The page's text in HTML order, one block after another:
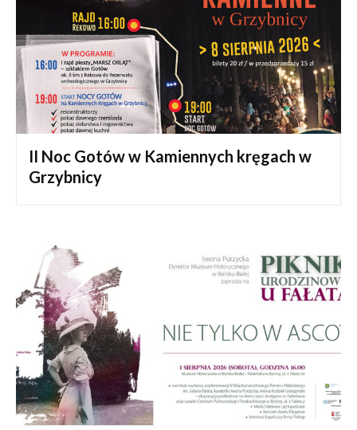
II Noc Gotów w Kamiennych kręgach w
Grzybnicy